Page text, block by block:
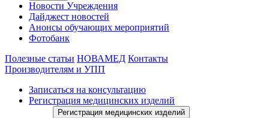
Новости Учреждения
Дайджест новостей
Анонсы обучающих мероприятий
Фотобанк
Полезные статьи НОВАМЕД Контакты
Производителям и УПП
Записаться на консультацию
Регистрация медицинских изделий
Регистрация медицинских изделий